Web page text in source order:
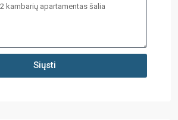
Siųsti